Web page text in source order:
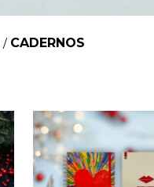
/ CADERNOS